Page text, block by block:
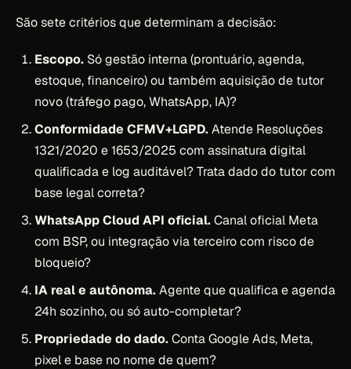
São sete critérios que determinam a decisão:
Escopo. Só gestão interna (prontuário, agenda,
estoque, financeiro) ou também aquisição de tutor
novo (tráfego pago, WhatsApp, IA)?
Conformidade CFMV+LGPD.Atende Resoluções
1321/2020 e 1653/2025 com assinatura digital
qualificada e log auditável? Trata dado do tutor com
base legal correta?
WhatsApp Cloud API oficial.Canal oficial Meta
com BSP, ou integração via terceiro com risco de
bloqueio?
IA real e autônoma.Agente que qualifica e agenda
24h sozinho, ou só auto-completar?
Propriedade do dado.Conta Google Ads, Meta,
pixel e base no nome de quem?